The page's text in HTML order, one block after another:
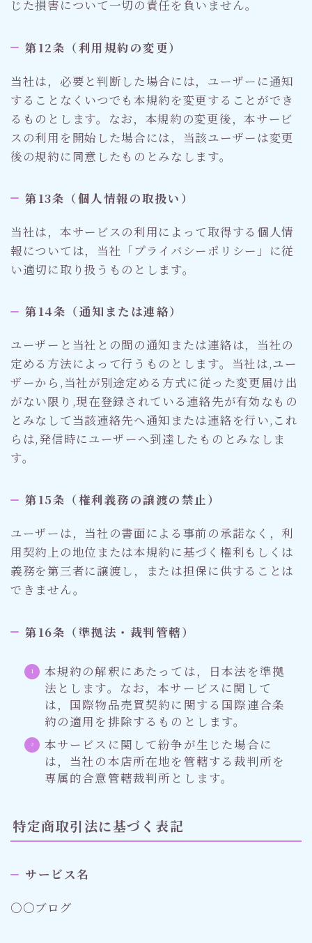
じた損害について一切の責任を負いません。
第12条（利用規約の変更）
当社は，必要と判断した場合には，ユーザーに通知
することなくいつでも本規約を変更することができ
るものとします。なお，本規約の変更後，本サービ
スの利用を開始した場合には，当該ユーザーは変更
後の規約に同意したものとみなします。
第13条（個人情報の取扱い）
当社は，本サービスの利用によって取得する個人情
報については，当社「プライバシーポリシー」に従
い適切に取り扱うものとします。
第14条（通知または連絡）
ユーザーと当社との間の通知または連絡は，当社の
定める方法によって行うものとします。当社は,ユー
ザーから,当社が別途定める方式に従った変更届け出
がない限り,現在登録されている連絡先が有効なもの
とみなして当該連絡先へ通知または連絡を行い,これ
らは,発信時にユーザーへ到達したものとみなしま
す。
第15条（権利義務の譲渡の禁止）
ユーザーは，当社の書面による事前の承諾なく，利
用契約上の地位または本規約に基づく権利もしくは
義務を第三者に譲渡し，または担保に供することは
できません。
第16条（準拠法・裁判管轄）
本規約の解釈にあたっては，日本法を準拠
法とします。なお，本サービスに関して
は，国際物品売買契約に関する国際連合条
約の適用を排除するものとします。
本サービスに関して紛争が生じた場合に
は，当社の本店所在地を管轄する裁判所を
専属的合意管轄裁判所とします。
特定商取引法に基づく表記
サービス名
〇〇ブログ